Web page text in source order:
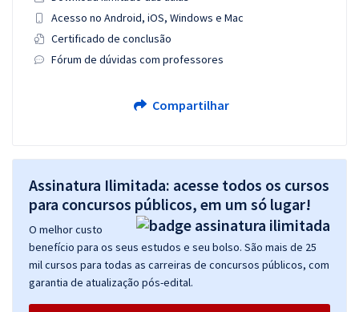
Acesso no Android, iOS, Windows e Mac
Certificado de conclusão
Fórum de dúvidas com professores
Compartilhar
Assinatura Ilimitada: acesse todos os cursos
para concursos públicos, em um só lugar!
O melhor custo
benefício para os seus estudos e seu bolso. São mais de 25
mil cursos para todas as carreiras de concursos públicos, com
garantia de atualização pós-edital.